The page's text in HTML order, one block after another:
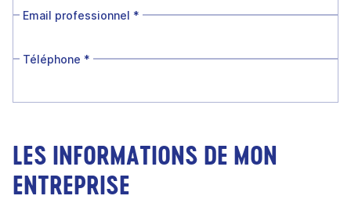
Email professionnel *
Téléphone *
LES INFORMATIONS DE MON
ENTREPRISE